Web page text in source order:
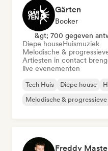
Gärten
Booker
&gt; 700 gegeven
Diepe houseHuismuziek
Melodische &
Artiesten in contact
live evenementen
Tech Huis Diepe house
Melodische & progressieve
Freddy